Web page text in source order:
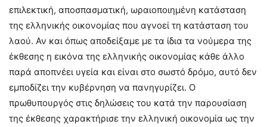
επιλεκτική, αποσπασματική, ωραιοποιημένη κατάσταση
της ελληνικής οικονομίας που αγνοεί τη κατάσταση του
λαού. Αν και όπως αποδείξαμε με τα ίδια τα νούμερα της
έκθεσης η εικόνα της ελληνικής οικονομίας κάθε άλλο
παρά αποπνέει υγεία και είναι στο σωστό δρόμο, αυτό δεν
εμποδίζει την κυβέρνηση να πανηγυρίζει. Ο
πρωθυπουργός στις δηλώσεις του κατά την παρουσίαση
της έκθεσης χαρακτήρισε την ελληνική οικονομία ως την